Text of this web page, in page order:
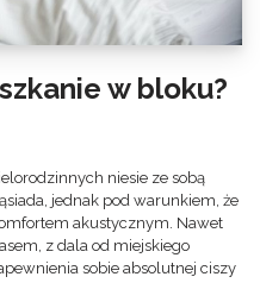
w bloku?
niesie ze sobą
jednak pod warunkiem, że
akustycznym. Nawet
z dala od miejskiego
sobie absolutnej ciszy